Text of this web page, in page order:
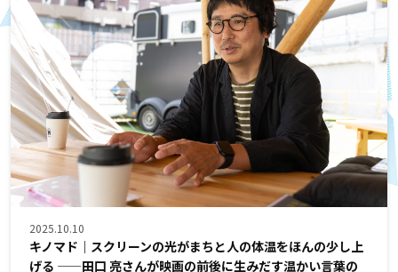
2025.10.10
キノマド｜スクリーンの光がまちと人の体温をほんの少し上
げる ——田口 亮さんが映画の前後に生みだす温かい言葉の